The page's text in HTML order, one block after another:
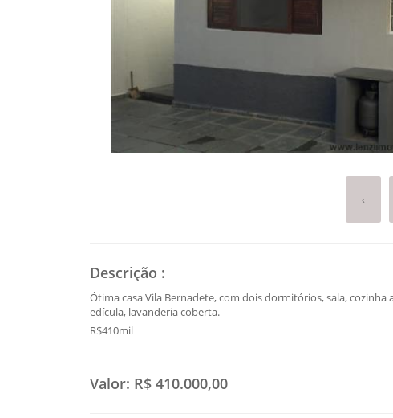
‹
Descrição :
Ótima casa Vila Bernadete, com dois dormitórios, sala,
edícula, lavanderia coberta.
R$410mil
Valor: R$ 410.000,00